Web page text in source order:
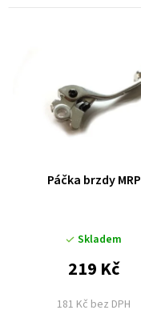
Páčka brzdy MRP
Skladem
181 Kč bez DPH
219 Kč